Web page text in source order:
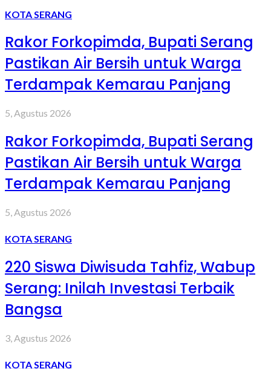
KOTA SERANG
Rakor Forkopimda, Bupati Serang
Pastikan Air Bersih untuk Warga
Terdampak Kemarau Panjang
5, Agustus 2026
Rakor Forkopimda, Bupati Serang
Pastikan Air Bersih untuk Warga
Terdampak Kemarau Panjang
5, Agustus 2026
KOTA SERANG
220 Siswa Diwisuda Tahfiz, Wabup
Serang: Inilah Investasi Terbaik
Bangsa
3, Agustus 2026
KOTA SERANG